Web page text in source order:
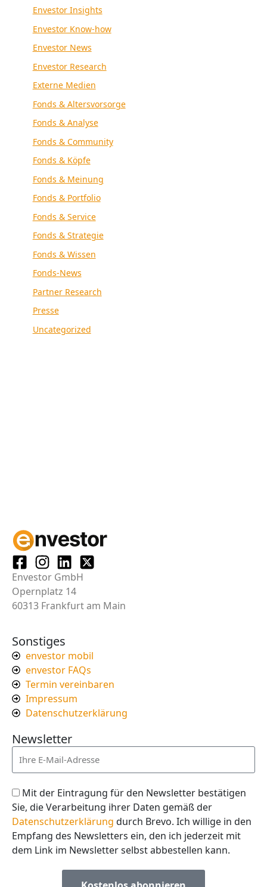
Envestor Insights
Envestor Know-how
Envestor News
Envestor Research
Externe Medien
Fonds & Altersvorsorge
Fonds & Analyse
Fonds & Community
Fonds & Köpfe
Fonds & Meinung
Fonds & Portfolio
Fonds & Service
Fonds & Strategie
Fonds & Wissen
Fonds-News
Partner Research
Presse
Uncategorized
Envestor GmbH
Opernplatz 14
60313 Frankfurt am Main
Sonstiges
envestor mobil
envestor FAQs
Termin vereinbaren
Impressum
Datenschutzerklärung
Newsletter
Mit der Eintragung für den Newsletter bestätigen
Sie, die Verarbeitung ihrer Daten gemäß der
Datenschutzerklärung durch Brevo. Ich willige in den
Empfang des Newsletters ein, den ich jederzeit mit
dem Link im Newsletter selbst abbestellen kann.